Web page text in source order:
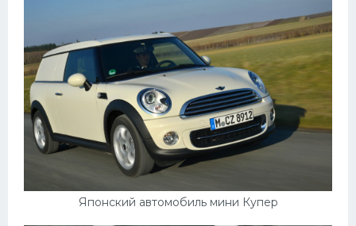
Японский автомобиль мини Купер